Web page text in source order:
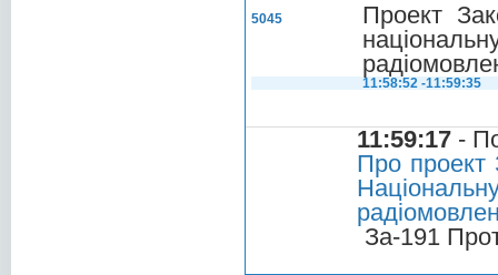
5045
Проект
11:58:52 -11:59:35
11:59:17 -
Про проект
За-191